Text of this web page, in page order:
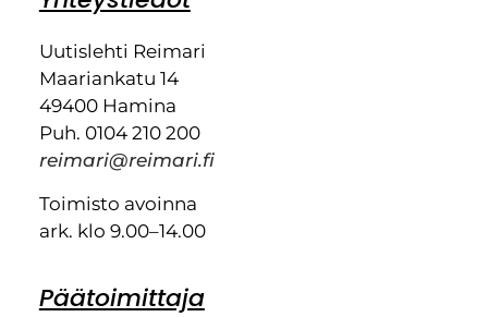
Uutislehti Reimari
Maariankatu 14
49400 Hamina
Puh. 0104 210 200
reimari@reimari.fi
Toimisto avoinna
ark. klo 9.00–14.00
Päätoimittaja